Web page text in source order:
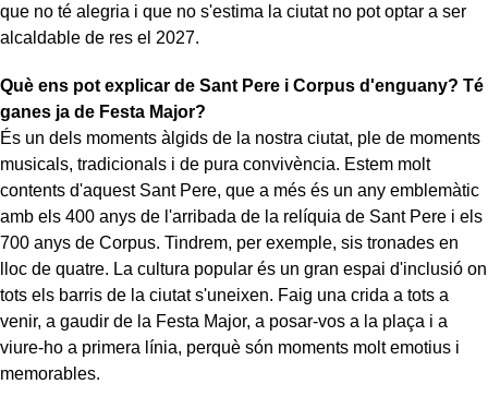
que no té alegria i que no s'estima la ciutat no pot optar a ser
alcaldable de res el 2027.
Què ens pot explicar de Sant Pere i Corpus d'enguany? Té
ganes ja de Festa Major?
És un dels moments àlgids de la nostra ciutat, ple de moments
musicals, tradicionals i de pura convivència. Estem molt
contents d'aquest Sant Pere, que a més és un any emblemàtic
amb els 400 anys de l'arribada de la relíquia de Sant Pere i els
700 anys de Corpus. Tindrem, per exemple, sis tronades en
lloc de quatre. La cultura popular és un gran espai d'inclusió on
tots els barris de la ciutat s'uneixen. Faig una crida a tots a
venir, a gaudir de la Festa Major, a posar-vos a la plaça i a
viure-ho a primera línia, perquè són moments molt emotius i
memorables.